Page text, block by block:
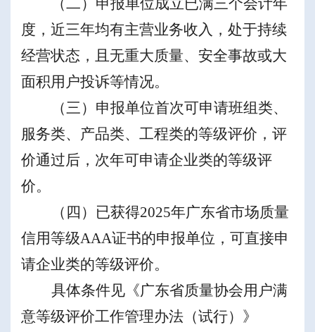
（二） 申报单位成立已满三个会计年
度，近三年均有主营业务收入，处于持续
经营状态 ， 且无重大质量、安全事故或大
面积用户投诉等情况。
（三） 申报单位首次可申请班组类、
服务类、产品类、工程类的等级评价 ，评
价通过后，次年可申请企业类的等级评
价。
（四） 已获得2025年广东省市场质量
信用等级AAA证书的申报单位，可直接申
请企业类的等级评价。
具体条件见《广东省质量协会用户满
意等级评价工作管理办法 （试行） 》